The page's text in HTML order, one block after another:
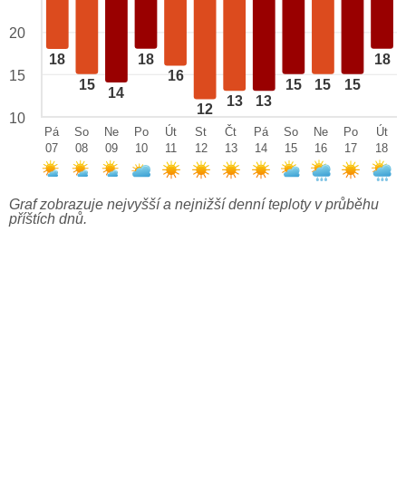
18
15
14
18
16
12
13 13
15 15 15
18
20
15
10
Pá
07
So
08
Ne
09
Po
10
Út
11
St
12
Čt
13
Pá
14
So
15
Ne
16
Po
17
Út
18
Graf zobrazuje nejvyšší a nejnižší denní teploty v průběhu
příštích dnů.